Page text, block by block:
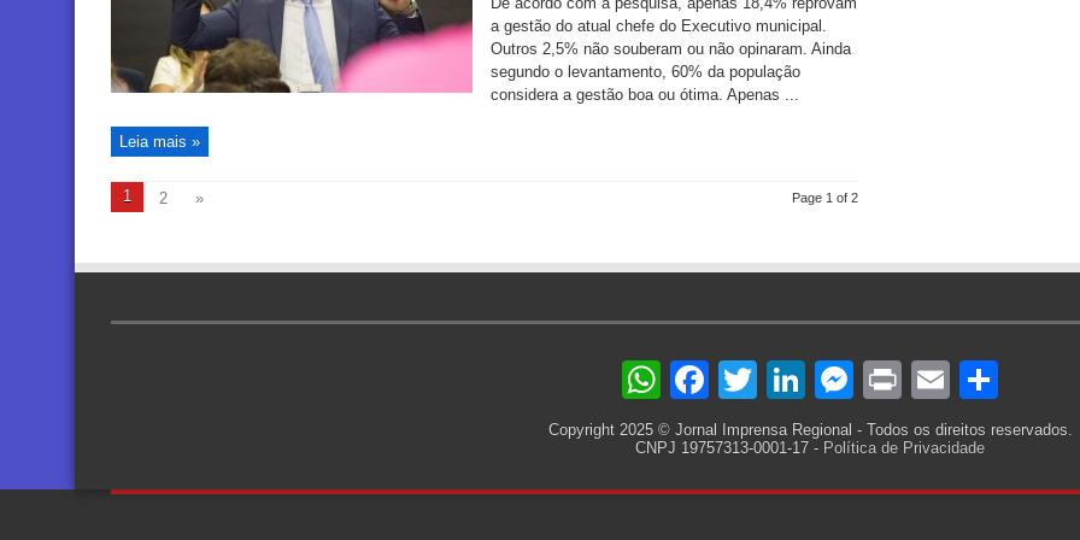
a gestão do atual chefe do Executivo municipal.
Outros 2,5% não souberam ou não opinaram. Ainda
segundo o levantamento, 60% da população
considera a gestão boa ou ótima. Apenas ...
Leia mais »
Page 1 of 2
1 2 »
WhatsApp
Facebook
TwitterLinkedIn
Messenger
PrintEmail
Copyright 2025 © Jornal Imprensa Regional - Todos os direitos reservados.
CNPJ 19757313-0001-17 - Política de Privacidade